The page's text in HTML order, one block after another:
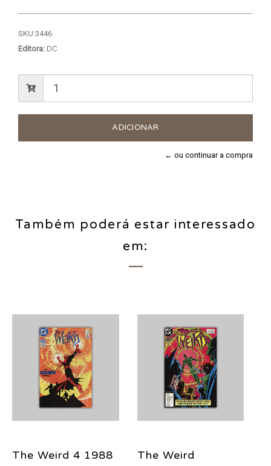
SKU:3446
Editora: DC
← ou continuar a compra
Também poderá estar interessado
em:
The Weird 4 1988
The Weird